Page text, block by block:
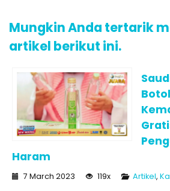
Mungkin Anda tertarik
artikel berikut ini.
Haram
7 March 2023 119x Artikel,